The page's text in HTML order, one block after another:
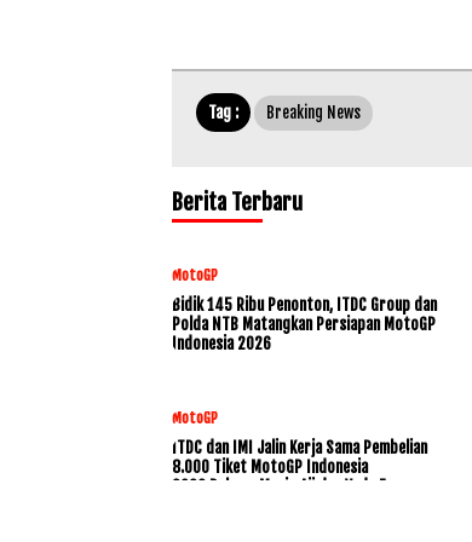
Tag : Breaking News
Berita Terbaru
MotoGP
Bidik 145 Ribu Penonton, ITDC Group dan
Polda NTB Matangkan Persiapan MotoGP
Indonesia 2026
MotoGP
ITDC dan IMI Jalin Kerja Sama Pembelian
8.000 Tiket MotoGP Indonesia
2026,Dukung Mario Aji dan Veda Ega